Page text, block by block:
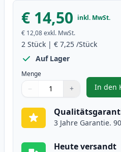
€ 14,50 inkl. MwSt.
€ 12,08exkl. MwSt.
2 Stück | € 7,25 /Stück
Auf Lager
Menge
Verwenden Sie die Tasten,
− +
1
In den,
3 Jahre Garantie.
Heute versandt